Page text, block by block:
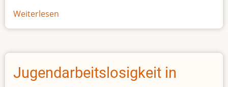
Weiterlesen
Afrikas
Größe
Jugendarbeitslosigkeit in